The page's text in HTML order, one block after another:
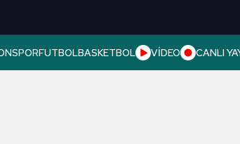
FUTBOLBASKETBOL VİDEO CANLI